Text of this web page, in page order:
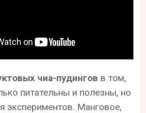
чиа-пудингов в том,
питательны и полезны, но
экспериментов. Манговое,